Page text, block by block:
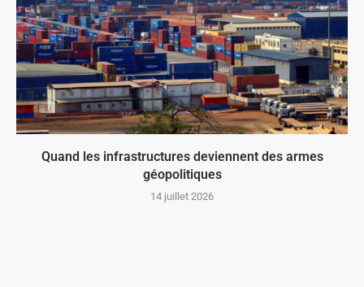
Quand les infrastructures deviennent des armes
géopolitiques
14 juillet 2026